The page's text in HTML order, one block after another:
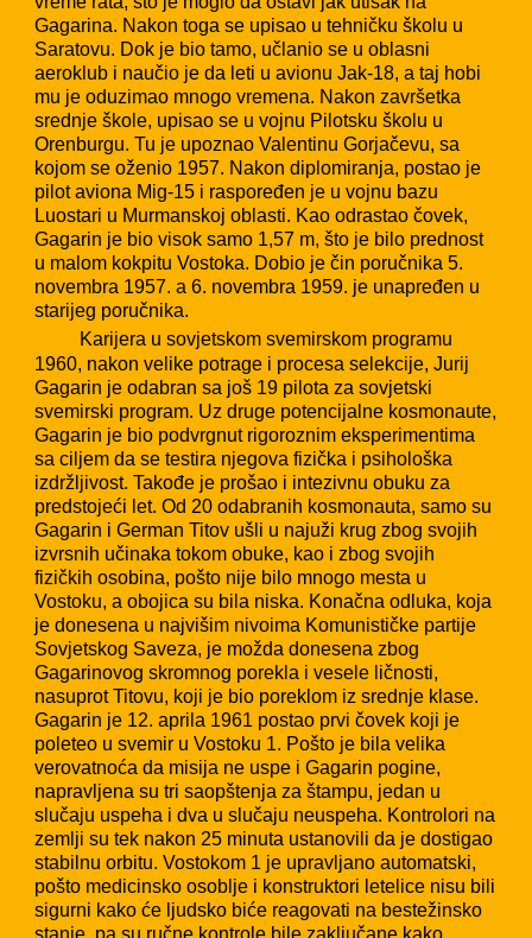
Gagarina. Nakon toga se upisao u tehničku školu u
Saratovu. Dok je bio tamo, učlanio se u oblasni
aeroklub i naučio je da leti u avionu Jak-18, a taj hobi
mu je oduzimao mnogo vremena. Nakon završetka
srednje škole, upisao se u vojnu Pilotsku školu u
Orenburgu. Tu je upoznao Valentinu Gorjačevu, sa
kojom se oženio 1957. Nakon diplomiranja, postao je
pilot aviona Mig-15 i raspoređen je u vojnu bazu
Luostari u Murmanskoj oblasti. Kao odrastao čovek,
Gagarin je bio visok samo 1,57 m, što je bilo prednost
u malom kokpitu Vostoka. Dobio je čin poručnika 5.
novembra 1957. a 6. novembra 1959. je unapređen u
starijeg poručnika.
Karijera u sovjetskom svemirskom programu
1960, nakon velike potrage i procesa selekcije, Jurij
Gagarin je odabran sa još 19 pilota za sovjetski
svemirski program. Uz druge potencijalne kosmonaute,
Gagarin je bio podvrgnut rigoroznim eksperimentima
sa ciljem da se testira njegova fizička i psihološka
izdržljivost. Takođe je prošao i intezivnu obuku za
predstojeći let. Od 20 odabranih kosmonauta, samo su
Gagarin i German Titov ušli u najuži krug zbog svojih
izvrsnih učinaka tokom obuke, kao i zbog svojih
fizičkih osobina, pošto nije bilo mnogo mesta u
Vostoku, a obojica su bila niska. Konačna odluka, koja
je donesena u najvišim nivoima Komunističke partije
Sovjetskog Saveza, je možda donesena zbog
Gagarinovog skromnog porekla i vesele ličnosti,
nasuprot Titovu, koji je bio poreklom iz srednje klase.
Gagarin je 12. aprila 1961 postao prvi čovek koji je
poleteo u svemir u Vostoku 1. Pošto je bila velika
verovatnoća da misija ne uspe i Gagarin pogine,
napravljena su tri saopštenja za štampu, jedan u
slučaju uspeha i dva u slučaju neuspeha. Kontrolori na
zemlji su tek nakon 25 minuta ustanovili da je dostigao
stabilnu orbitu. Vostokom 1 je upravljano automatski,
pošto medicinsko osoblje i konstruktori letelice nisu bili
sigurni kako će ljudsko biće reagovati na bestežinsko
stanje, pa su ručne kontrole bile zaključane kako